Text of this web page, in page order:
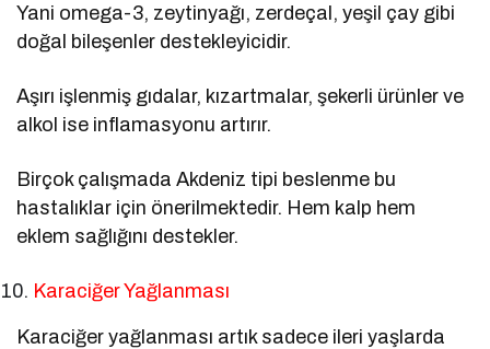
Yani omega-3, zeytinyağı, zerdeçal, yeşil çay gibi
doğal bileşenler destekleyicidir.
Aşırı işlenmiş gıdalar, kızartmalar, şekerli ürünler ve
alkol ise inflamasyonu artırır.
Birçok çalışmada Akdeniz tipi beslenme bu
hastalıklar için önerilmektedir. Hem kalp hem
eklem sağlığını destekler.
Karaciğer Yağlanması
Karaciğer yağlanması artık sadece ileri yaşlarda